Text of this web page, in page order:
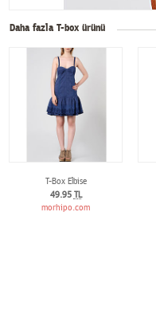
Daha fazla T-box ürünü
T-Box Elbise
49.95 TL
morhipo.com